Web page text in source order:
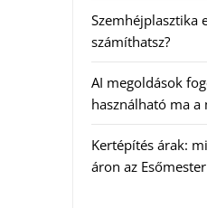
Szemhéjplasztika
számíthatsz?
AI megoldások
használható ma a
Kertépítés árak:
áron az